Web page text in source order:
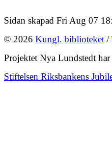
Sidan skapad Fri Aug 07
© 2026 Kungl. biblioteket /
Projektet Nya Lundstedt
Stiftelsen Riksbankens